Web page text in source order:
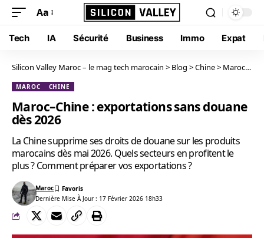
Aa
Tech IA Sécurité Business Immo Expat
Silicon Valley Maroc – le mag tech marocain > Blog >Chine> Maroc–Chine : exportations sans douane dès 2026
MAROC CHINE
Maroc–Chine : exportations sans douane
dès 2026
La Chine supprime ses droits de douane sur les produits
marocains dès mai 2026. Quels secteurs en profitent le
plus ? Comment préparer vos exportations ?
Dernière Mise À Jour : 17 Février 2026 18h33
Maroc